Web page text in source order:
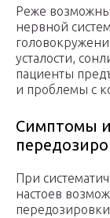
Реже
нервной
усталости,
пациенты
и проблемы с
Симптомы
При
настоев